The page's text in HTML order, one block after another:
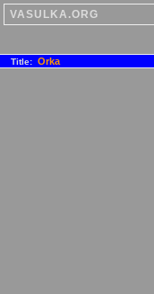
VASULKA.ORG
Title: Orka